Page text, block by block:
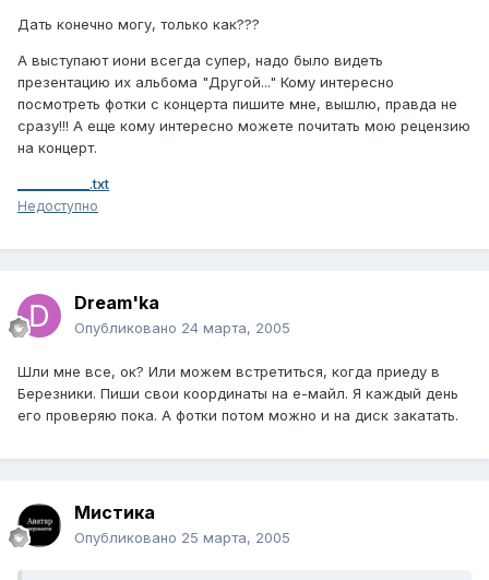
Дать конечно могу, только как???
А выступают иони всегда супер, надо было видеть
презентацию их альбома "Другой..." Кому интересно
посмотреть фотки с концерта пишите мне, вышлю, правда не
сразу!!! А еще кому интересно можете почитать мою рецензию
на концерт.
___________.txt
Недоступно
Dream'ka
Опубликовано 24 марта, 2005
Шли мне все, ок? Или можем встретиться, когда приеду в
Березники. Пиши свои координаты на е-майл. Я каждый день
его проверяю пока. А фотки потом можно и на диск закатать.
Мистика
Опубликовано 25 марта, 2005